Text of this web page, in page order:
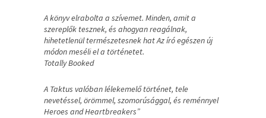
A könyv elrabolta a szívemet. Minden, amit a
szereplők tesznek, és ahogyan reagálnak,
hihetetlenül természetesnek hat Az író egészen új
módon meséli el a történetet.
Totally Booked
A Taktus valóban lélekemelő történet, tele
nevetéssel, örömmel, szomorúsággal, és reménnyel
Heroes and Heartbreakers”